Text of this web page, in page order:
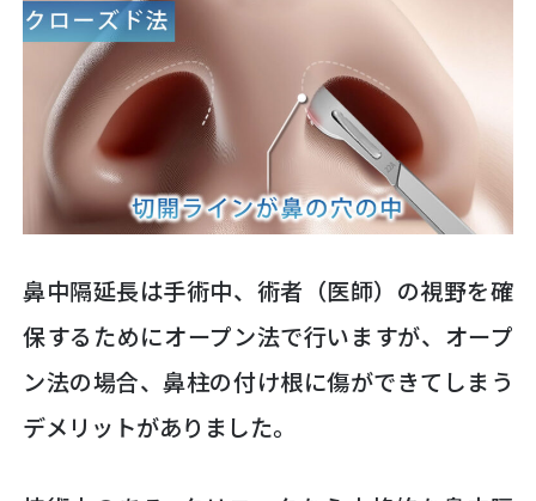
鼻中隔延長は手術中、術者（医師）の視野を確
保するためにオープン法で行いますが、オープ
ン法の場合、鼻柱の付け根に傷ができてしまう
デメリットがありました。